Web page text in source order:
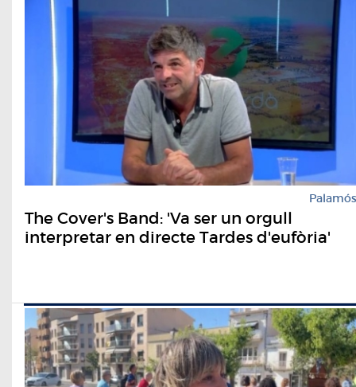
Palamós
The Cover's Band: 'Va ser un orgull
interpretar en directe Tardes d'eufòria'